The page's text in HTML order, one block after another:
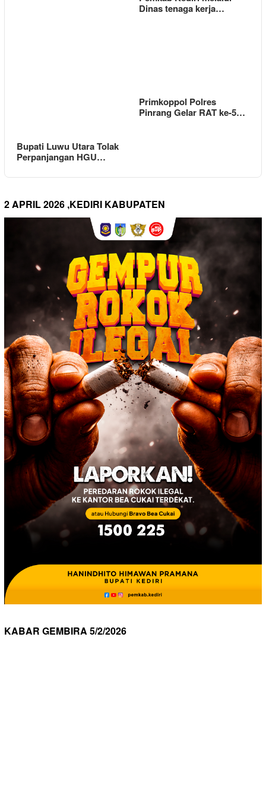
Dinas tenaga kerja…
Bupati Luwu Utara Tolak
Perpanjangan HGU…
Primkoppol Polres
Pinrang Gelar RAT ke-5…
2 APRIL 2026 ,KEDIRI KABUPATEN
KABAR GEMBIRA 5/2/2026